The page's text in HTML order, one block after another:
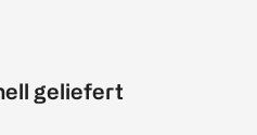
geliefert